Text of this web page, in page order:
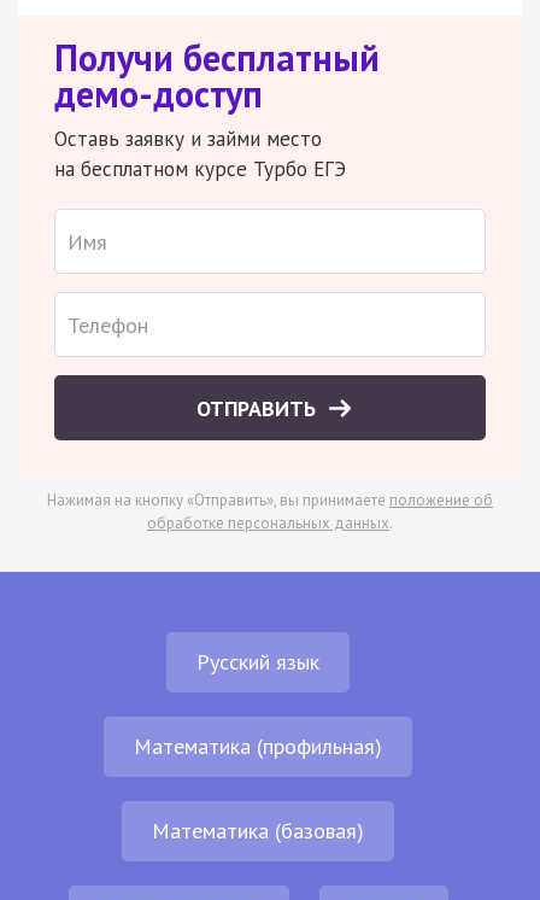
Получи бесплатный
демо-доступ
Оставь заявку и займи место
на бесплатном курсе Турбо ЕГЭ
ОТПРАВИТЬ
Нажимая на кнопку «Отправить», вы принимаете положение об
обработке персональных данных.
Русский язык
Математика (профильная)
Математика (базовая)